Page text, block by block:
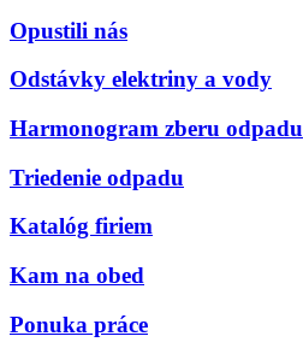
Opustili nás
Odstávky elektriny a vody
Harmonogram zberu odpadu
Triedenie odpadu
Katalóg firiem
Kam na obed
Ponuka práce